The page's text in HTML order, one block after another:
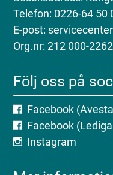
Telefon: 0226-64 50
E-post:
Org.nr: 212 000-2262
Följ oss på
Facebook
Facebook
Instagram